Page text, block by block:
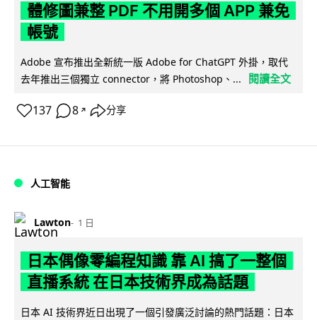
體修圖兼整 PDF 不用開多個 APP 兼免
帳號
Adobe 宣布推出全新統一版 Adobe for ChatGPT 外掛，取代
去年推出三個獨立 connector，將 Photoshop、...
閱讀全文
137 8 ↗ 分享
人工智能
Lawton 1 日
日本偶像零編程知識 靠 AI 搞了一整個
直播系統 在日本技術界成為話題
日本 AI 技術界近日出現了一個引發廣泛討論的熱門話題：日本